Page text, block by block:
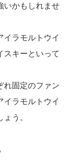
いかもしれませ
イラモルトウイ
スキーといって
れ固定のファン
イラモルトウイ
う。